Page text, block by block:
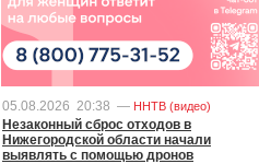
05.08.2026 20:38 — ННТВ (видео)
Незаконный сброс отходов в
Нижегородской области начали
выявлять с помощью дронов